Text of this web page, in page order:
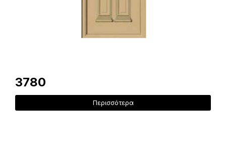
3780
Περισσότερα